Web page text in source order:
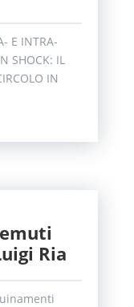
E INTRA-
SHOCK: IL
IN
Ria